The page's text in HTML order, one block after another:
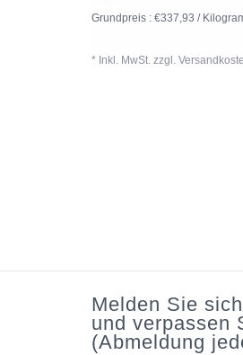
Grundpreis : €337,93 /
* Inkl. MwSt. zzgl.
Melden Sie
und verpassen
(Abmeldung